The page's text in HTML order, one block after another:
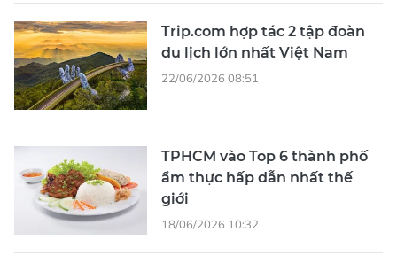
Trip.com hợp tác 2 tập đoàn
du lịch lớn nhất Việt Nam
22/06/2026 08:51
TPHCM vào Top 6 thành phố
ẩm thực hấp dẫn nhất thế
giới
18/06/2026 10:32